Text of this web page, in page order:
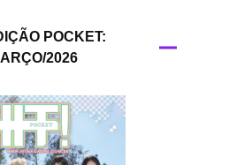
POCKET:
2026